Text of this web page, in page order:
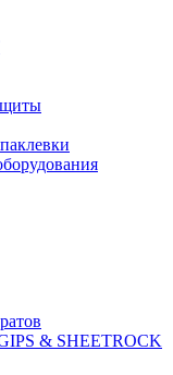
& SHEETROCK